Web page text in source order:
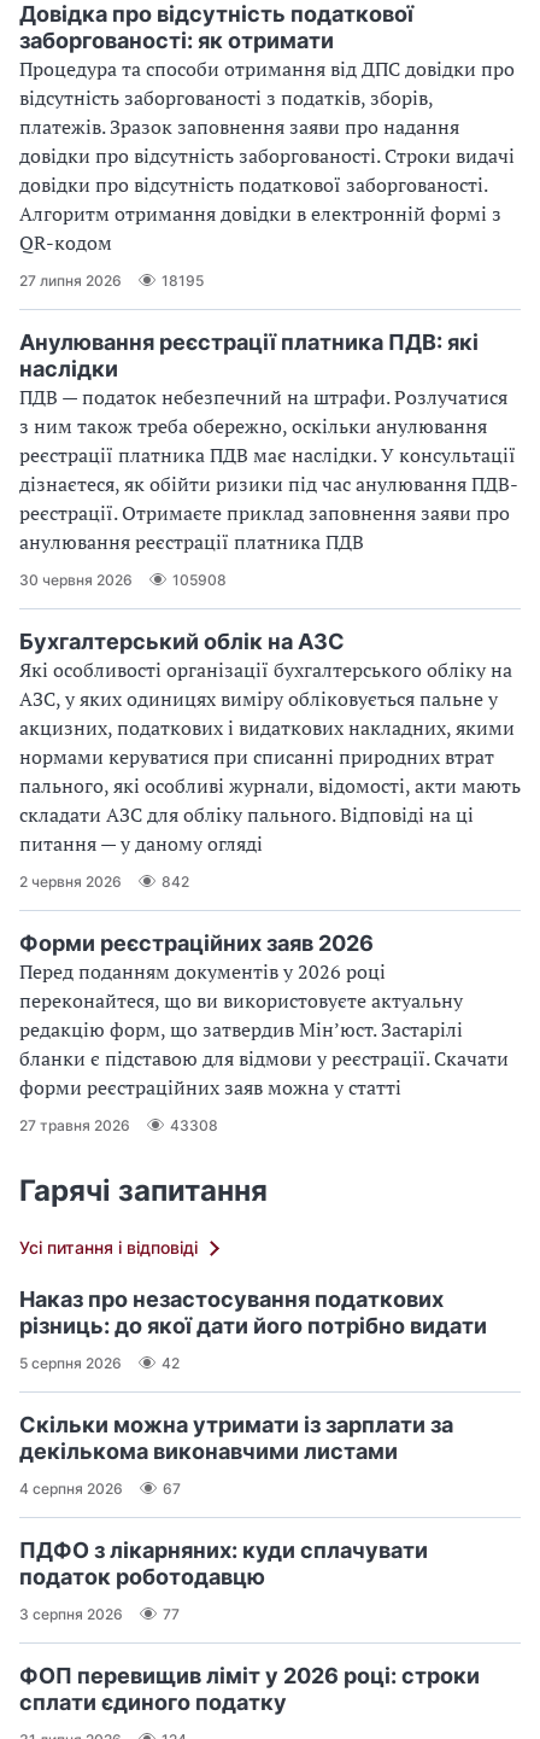
Довідка про відсутність податкової
заборгованості: як отримати
Процедура та способи отримання від ДПС довідки про
відсутність заборгованості з податків, зборів,
платежів. Зразок заповнення заяви про надання
довідки про відсутність заборгованості. Строки видачі
довідки про відсутність податкової заборгованості.
Алгоритм отримання довідки в електронній формі з
QR-кодом
27 липня 2026 18195
Анулювання реєстрації платника ПДВ: які
наслідки
ПДВ — податок небезпечний на штрафи. Розлучатися
з ним також треба обережно, оскільки анулювання
реєстрації платника ПДВ має наслідки. У консультації
дізнаєтеся, як обійти ризики під час анулювання ПДВ-
реєстрації. Отримаєте приклад заповнення заяви про
анулювання реєстрації платника ПДВ
30 червня 2026 105908
Бухгалтерський облік на АЗС
Які особливості організації бухгалтерського обліку на
АЗС, у яких одиницях виміру обліковується пальне у
акцизних, податкових і видаткових накладних, якими
нормами керуватися при списанні природних втрат
пального, які особливі журнали, відомості, акти мають
складати АЗС для обліку пального. Відповіді на ці
питання — у даному огляді
2 червня 2026 842
Форми реєстраційних заяв 2026
Перед поданням документів у 2026 році
переконайтеся, що ви використовуєте актуальну
редакцію форм, що затвердив Мін’юст. Застарілі
бланки є підставою для відмови у реєстрації. Скачати
форми реєстраційних заяв можна у статті
27 травня 2026 43308
Гарячі запитання
Усі питання і відповіді
Наказ про незастосування податкових
різниць: до якої дати його потрібно видати
5 серпня 2026 42
Скільки можна утримати із зарплати за
декількома виконавчими листами
4 серпня 2026 67
ПДФО з лікарняних: куди сплачувати
податок роботодавцю
3 серпня 2026 77
ФОП перевищив ліміт у 2026 році: строки
сплати єдиного податку